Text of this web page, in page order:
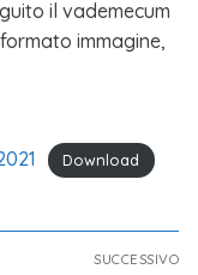
il vademecum
immagine,
Download
SUCCESSIVO